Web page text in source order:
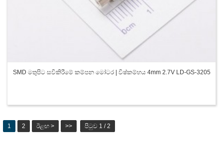
SMD මතුපිට සවිකිරීමේ කම්පන මෝටර | විෂ්කම්භය 4mm 2.7V LD-GS-3205
1 2 ඊළඟ > >> පිටුව 1 / 2